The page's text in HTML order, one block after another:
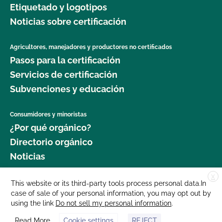
Seguridad Alimentaria?
¿Qué logotipos y declaraciones puedo poner en
mi producto certificado por OCal?
orgánico certificado?
¿Qué recursos existen en relación con los OMG y
la producción orgánica?
la certificación y el mantenimiento de registros?
¿Qué normas certifica el CCOF?
Etiquetado y logotipos
Noticias sobre certificación
Agricultores, manejadores y productores no certificados
Pasos para la certificación
Servicios de certificación
Subvenciones y educación
Consumidores y minoristas
¿Por qué orgánico?
Directorio orgánico
Noticias
Donar
Carreras profesionales
Sala de prensa
X
This website or its third-party tools process personal data.In
case of sale of your personal information, you may opt out by
using the link Do not sell my personal information.